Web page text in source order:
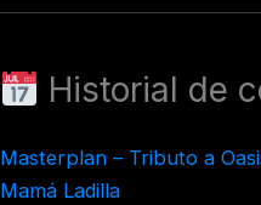
Historial de
Masterplan – Tributo a
Mamá Ladilla